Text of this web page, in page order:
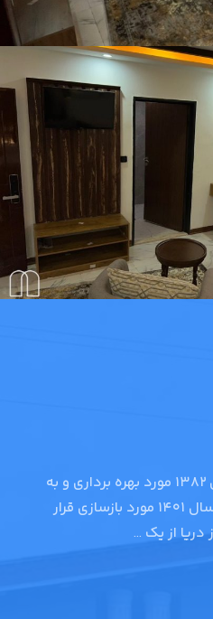
هتل پاپیون عباس آباد در سال ۱۳۸۲ مورد بهره برداری و به
منظور ارتقا کیفیت خدمات در سال ۱۴۰۱ مورد بازسازی قرار
از یک ...